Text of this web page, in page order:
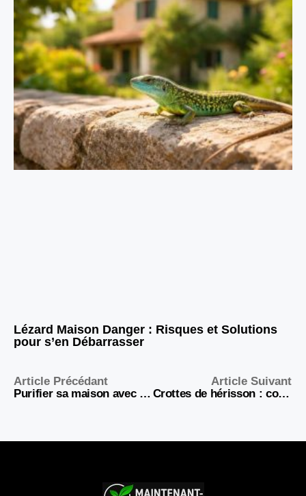
Lézard Maison Danger : Risques et Solutions
pour s’en Débarrasser
Article Précédant
Purifier sa maison avec la sauge : transformez votre intérieur en sanctuaire d’énergie positive
Article Suivant
Crottes de hérisson : comment les identifier, les différencier et ce qu’elles révèlent sur votre jardin